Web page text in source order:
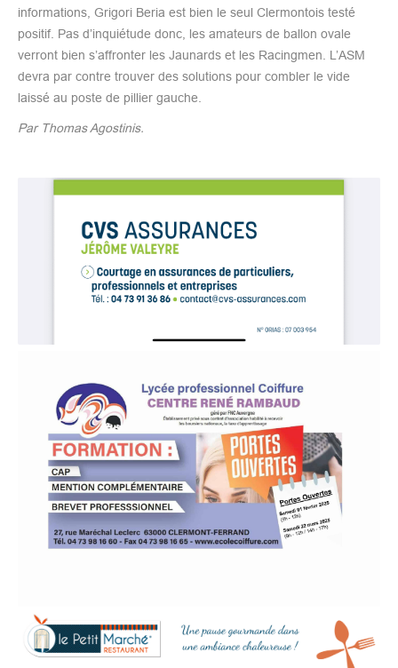
informations, Grigori Beria est bien le seul Clermontois testé
positif. Pas d’inquiétude donc, les amateurs de ballon ovale
verront bien s’affronter les Jaunards et les Racingmen. L’ASM
devra par contre trouver des solutions pour combler le vide
laissé au poste de pillier gauche.
Par Thomas Agostinis.